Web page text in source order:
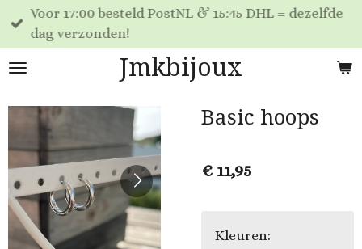
Ga
direct
de
Jmkbijoux
Voor 17:00 besteld PostNL & 15:45 DHL = dezelfde
dag verzonden!
Basic hoops
€ 11,95
Kleuren: